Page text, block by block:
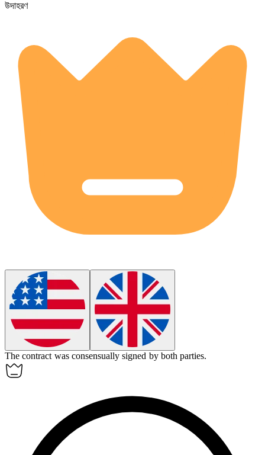
উদাহরণ
The contract was consensually signed by both parties.